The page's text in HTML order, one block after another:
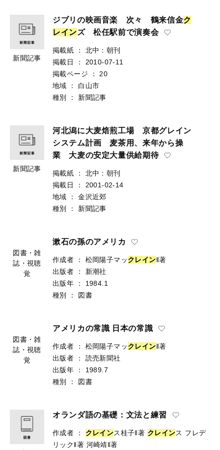
新聞記事
ジブリの映画音楽 次々 鶴来信金ク
レイ ンズ 松任駅前で演奏会
掲載紙 ：
北中：朝刊
掲載日
：
2010-07-11
掲載ページ
：
20
地域
：
白山市
種別
： 新聞記事
新聞記事
河北潟に大麦焙煎工場 京都グレイン
システム計画 麦茶用、来年から操
業 大麦の安定大量供給期待
掲載紙 ：
北中：朝刊
掲載日
：
2001-02-14
地域
：
金沢近郊
種別
： 新聞記事
漱石の孫のアメリカ
作成者 ： 松岡陽子マック レイン‖著
出版者
：
新潮社
出版年
：
1984.1
種別
： 図書
アメリカの常識 日本の常識
作成者 ： 松岡陽子マックレイン‖著
出版者
：
読売新聞社
出版年
：
1989.7
種別
： 図書
作成者 ： クレインス桂子‖著